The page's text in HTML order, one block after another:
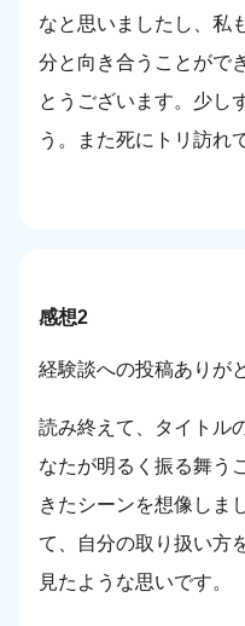
なと思いましたし、私
分と向き合うことがで
とうございます。少し
う。また死にトリ訪れ
感想2
経験談への投稿ありが
読み終えて、タイトル
なたが明るく振る舞う
きたシーンを想像しま
て、自分の取り扱い方
見たような思いです。